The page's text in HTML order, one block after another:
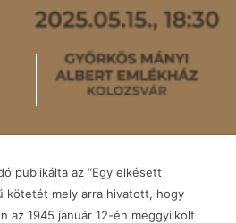
publikálta az “Egy elkésett
kötetét mely arra hivatott, hogy
az 1945 január 12-én meggyilkolt